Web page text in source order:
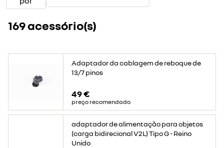
169 acessório(s)
Adaptador da cablagem de reboque de
13/7 pinos
49 €
preço recomendado
adaptador de alimentação para objetos
(carga bidirecional V2L) Tipo G - Reino
Unido